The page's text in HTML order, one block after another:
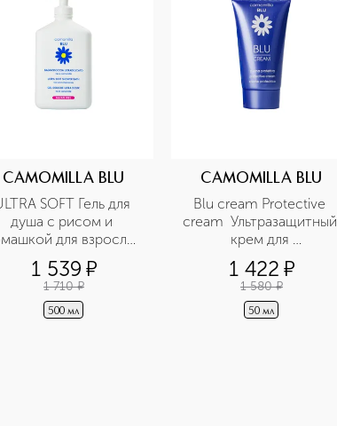
CAMOMILLA BLU
SOFT Гель для
душа с рисом и
для взрослых
1 539 ¤
1 710 ¤
500 мл
CAMOMILLA BLU
Blu cream Protective
cream  Ультразащитный
крем для
чувствительной кожи с
азуленом, маслом
1 422 ¤
1 580 ¤
50 мл